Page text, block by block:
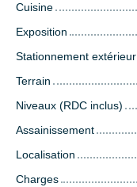
Cuisine
Exposition
Stationnement extérieur
Terrain
Niveaux (RDC inclus)
Assainissement
Localisation
Charges